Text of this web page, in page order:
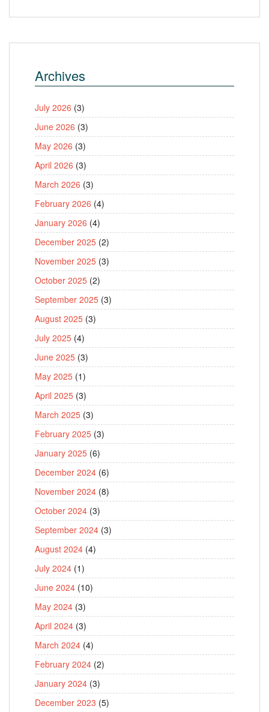
Archives
July 2026 (3)
June 2026 (3)
May 2026 (3)
April 2026 (3)
March 2026 (3)
February 2026 (4)
January 2026 (4)
December 2025 (2)
November 2025 (3)
October 2025 (2)
September 2025 (3)
August 2025 (3)
July 2025 (4)
June 2025 (3)
May 2025 (1)
April 2025 (3)
March 2025 (3)
February 2025 (3)
January 2025 (6)
December 2024 (6)
November 2024 (8)
October 2024 (3)
September 2024 (3)
August 2024 (4)
July 2024 (1)
June 2024 (10)
May 2024 (3)
April 2024 (3)
March 2024 (4)
February 2024 (2)
January 2024 (3)
December 2023 (5)